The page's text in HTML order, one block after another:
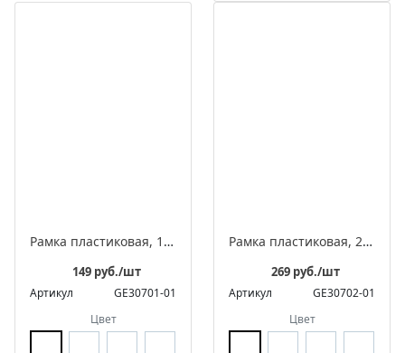
Рамка пластиковая, 1-местная, серия «Усадьба»
149 руб./шт
Артикул
GE30701-01
Цвет
Рамка пластиковая, 2-местная, серия «Усадьба»
269 руб./шт
Артикул
GE30702-01
Цвет